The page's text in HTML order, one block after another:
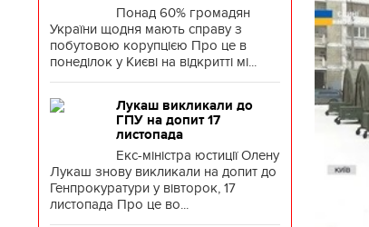
Понад 60% громадян
України щодня мають справу з
побутовою корупцією Про це в
понеділок у Києві на відкритті мі...
Лукаш викликали до
ГПУ на допит 17
листопада
Екс-міністра юстиції Олену
Лукаш знову викликали на допит до
Генпрокуратури у вівторок, 17
листопада Про це во...